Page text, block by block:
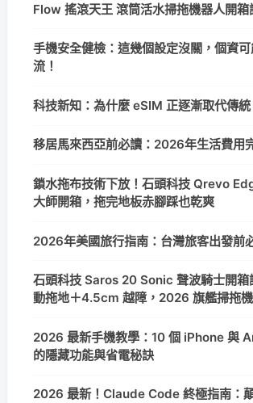
Flow 搖滾天王 滾筒活水掃拖機器人開箱
手機安全健檢：這幾個設定沒關，個資
流！
科技新知：為什麼 eSIM 正逐漸取代傳
移居馬來西亞前必讀：2026年生活費用
鎖水拖布技術下放！石頭科技 Qrevo
大師開箱，拖完地板赤腳踩也乾爽
2026年美國旅行指南：台灣旅客出發前
石頭科技 Saros 20 Sonic 聲波騎士開箱
動拖地＋4.5cm 越障，2026 旗艦掃拖
2026 最新手機教學：10 個 iPhone 與
的隱藏功能與省電秘訣
2026 最新！Claude Code 終極指南：